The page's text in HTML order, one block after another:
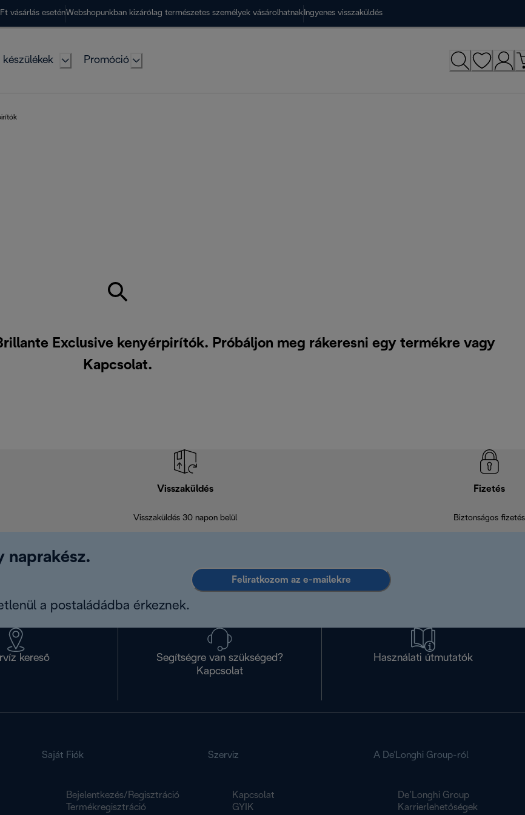
vásárlás eseténWebshopunkban kizárólag természetes személyek vásárolhatnak Ingyenes visszaküldés
készülékek Promóció
Exclusive kenyérpirítók. Próbáljon meg rákeresni egy termékre vagy
Kapcsolat.
Visszaküldés
Visszaküldés 30 napon belül
Fizetés
Biztonságos fizetés
naprakész.
a postaládádba érkeznek.
Feliratkozom az e-mailekre
kereső
Segítségre van szükséged?
Kapcsolat
Használati útmutatók
Saját Fiók
Bejelentkezés/Regisztráció
Termékregisztráció
Szerviz
Kapcsolat
GYIK
A De'Longhi Group-ról
De’Longhi Group
Karrierlehetőségek